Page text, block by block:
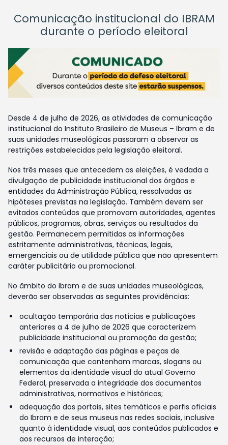
Comunicação institucional do IBRAM
durante o período eleitoral
Desde 4 de julho de 2026, as atividades de comunicação
institucional do Instituto Brasileiro de Museus – Ibram e de
suas unidades museológicas passaram a observar as
restrições estabelecidas pela legislação eleitoral.
Nos três meses que antecedem as eleições, é vedada a
divulgação de publicidade institucional dos órgãos e
entidades da Administração Pública, ressalvadas as
hipóteses previstas na legislação. Também devem ser
evitados conteúdos que promovam autoridades, agentes
públicos, programas, obras, serviços ou resultados da
gestão. Permanecem permitidas as informações
estritamente administrativas, técnicas, legais,
emergenciais ou de utilidade pública que não apresentem
caráter publicitário ou promocional.
No âmbito do Ibram e de suas unidades museológicas,
deverão ser observadas as seguintes providências:
ocultação temporária das notícias e publicações
anteriores a 4 de julho de 2026 que caracterizem
publicidade institucional ou promoção da gestão;
revisão e adaptação das páginas e peças de
comunicação que contenham marcas, slogans ou
elementos da identidade visual do atual Governo
Federal, preservada a integridade dos documentos
administrativos, normativos e históricos;
adequação dos portais, sites temáticos e perfis oficiais
do Ibram e de seus museus nas redes sociais, inclusive
quanto à identidade visual, aos conteúdos publicados e
aos recursos de interação;